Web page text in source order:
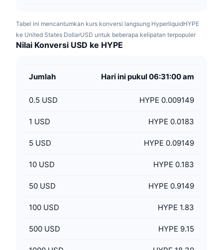
Tabel ini mencantumkan kurs konversi langsung HyperliquidHYPE
ke United States DollarUSD untuk beberapa kelipatan terpopuler
Nilai Konversi USD ke HYPE
Jumlah Hari ini pukul 06:31:00 am
0.5 USD HYPE 0.009149
1 USD HYPE 0.0183
5 USD HYPE 0.09149
10 USD HYPE 0.183
50 USD HYPE 0.9149
100 USD HYPE 1.83
500 USD HYPE 9.15